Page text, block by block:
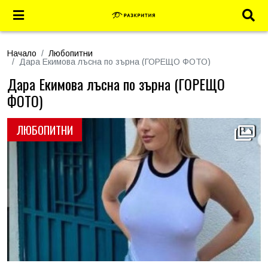
Начало
Любопитни
Дара Екимова лъсна по зърна (ГОРЕЩО ФОТО)
ЛЮБОПИТНИ
Дара Екимова лъсна по зърна (ГОРЕЩО
ФОТО)